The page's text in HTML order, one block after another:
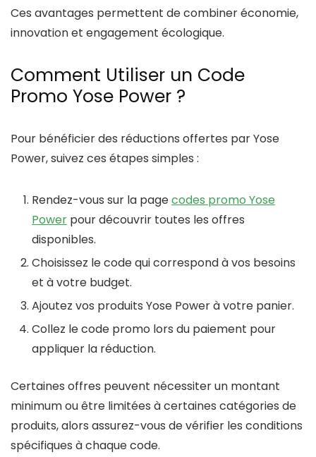
Ces avantages permettent de combiner économie,
innovation et engagement écologique.
Comment Utiliser un Code
Promo Yose Power ?
Pour bénéficier des réductions offertes par Yose
Power, suivez ces étapes simples :
Rendez-vous sur la pagecodes promo Yose
Power pour découvrir toutes les offres
disponibles.
Choisissez le code qui correspond à vos besoins
et à votre budget.
Ajoutez vos produits Yose Power à votre panier.
Collez le code promo lors du paiement pour
appliquer la réduction.
Certaines offres peuvent nécessiter un montant
minimum ou être limitées à certaines catégories de
produits, alors assurez-vous de vérifier les conditions
spécifiques à chaque code.